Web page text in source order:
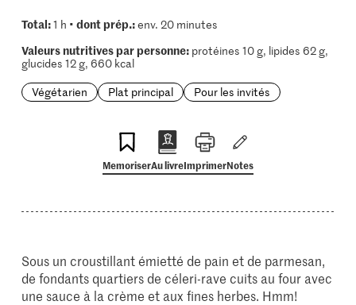
Total:1 h • dont prép.:env. 20 minutes
Valeurs nutritives par personne:protéines 10 g, lipides 62 g,
glucides 12 g, 660 kcal
Végétarien
Plat principal Pour les invités
MemoriserAu livreImprimerNotes
Sous un croustillant émietté de pain et de parmesan,
de fondants quartiers de céleri-rave cuits au four avec
une sauce à la crème et aux fines herbes. Hmm!